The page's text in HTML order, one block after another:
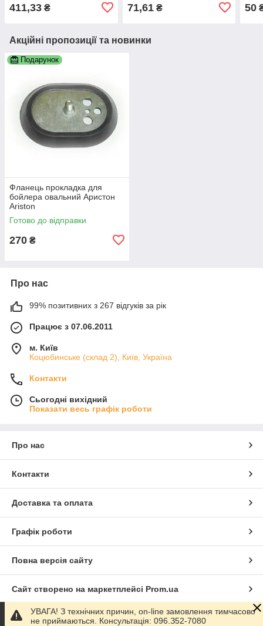
фланець 63 мм мідний
411,33 ₴ 71,61₴ 50
Акційні пропозиції та новинки
Подарунок
Фланець прокладка для
бойлера овальний Аристон
Ariston
Готово до відправки
270 ₴
Про нас
99% позитивних з 267 відгуків за рік
Працює з 07.06.2011
м. Київ
Коцюбинське (склад 2), Київ, Україна
Контакти
Сьогодні вихідний
Показати весь графік роботи
Про нас
Контакти
Доставка та оплата
Графік роботи
Повна версія сайту
Сайт створено на маркетплейсі Prom.ua
Політика конфіденційності
УВАГА! З технічних причин, on-line замовлення тимчасово
не приймаються. Консультація: 096.З52-7080